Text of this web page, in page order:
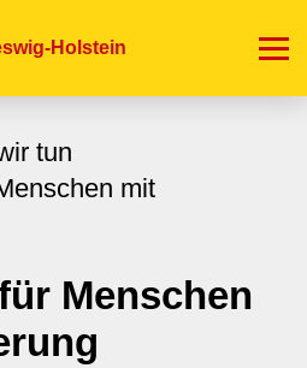
zum
Holstein
tun
mit
Menschen